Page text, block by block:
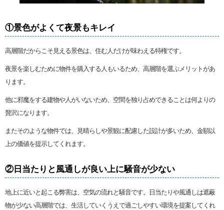
①景色がよくて夜景もキレイ
高層階だからこそ見える景色は、住む人だけが味わえる特権です。
夜景を楽しむために物件を購入する人もいるため、高層階を選ぶメリットがあ
ります。
他に邪魔をする建物や人がいないため、空間を独り占めできることは何よりの
贅沢になります。
またそのような物件では、見晴らしや景観に配慮した設計が多いため、金額以
上の価値を提示してくれます。
②日当たりと風通しが良い上に騒音が少ない
地上に近いと起こる弊害は、空気の流れと騒音です。日当たりや風通しは遮蔽
物が少ない高層階では、生活していくうえで過ごしやすい環境を提案してくれ